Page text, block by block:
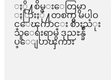
ႏို႔စိမ္းေတြမွာ
ႏြားႏို႔တစက္မွ မပါဝ
င္ေၾကာင္း စားသံုး
သူေရးရာမွ ဒုညႊန္ခ်ဳ
ပ္ေျပာၾကား